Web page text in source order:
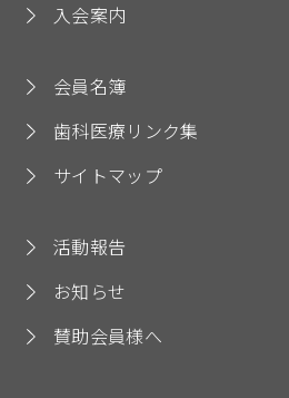
入会案内
会員名簿
歯科医療リンク集
サイトマップ
活動報告
お知らせ
賛助会員様へ